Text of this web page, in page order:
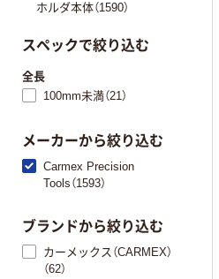
ホルダ本体（1590）
スペックで絞り込む
全長
100mm未満（21）
メーカーから絞り込む
Carmex Precision
Tools（1593）
ブランドから絞り込む
カーメックス（CARMEX）
（62）